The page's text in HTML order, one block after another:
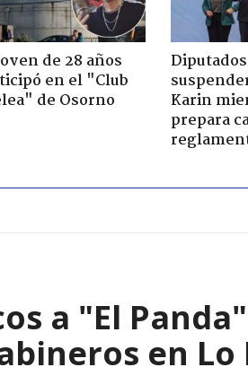
de 28 años
en el "Club
de Osorno
Karin
prepara
a "El
en Lo